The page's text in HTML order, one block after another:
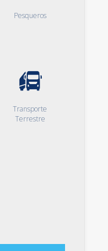
Pesqueros
Transporte
Terrestre